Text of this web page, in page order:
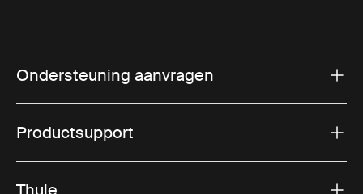
Ondersteuning aanvragen
Productsupport